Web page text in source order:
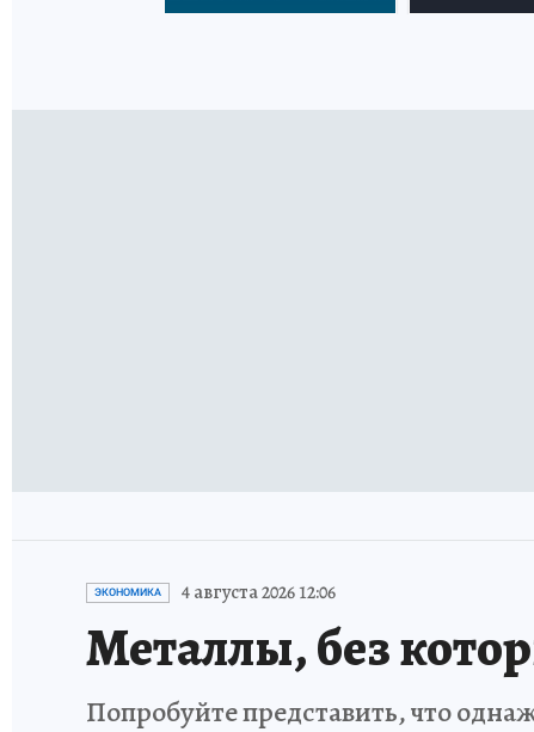
ЭКОНОМИКА 4 августа 2026 12:06
Металлы, без
Попробуйте представить, что